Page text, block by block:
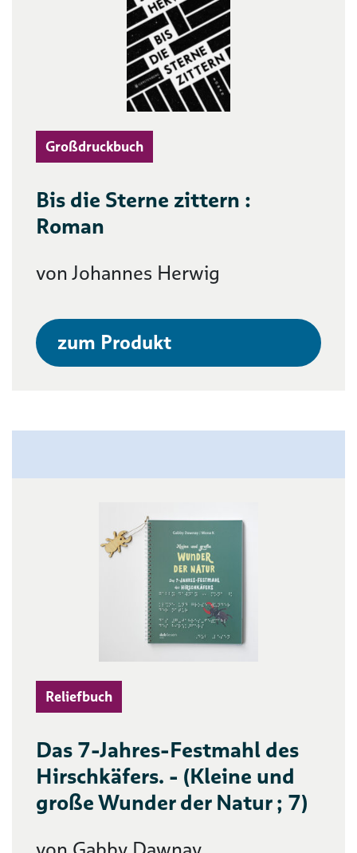
Großdruckbuch
Bis die Sterne zittern :
Roman
von Johannes Herwig
zum Produkt
Reliefbuch
Das 7-Jahres-Festmahl des
Hirschkäfers. - (Kleine und
große Wunder der Natur ; 7)